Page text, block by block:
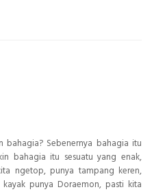
Sebenernya bahagia itu
bahagia itu sesuatu yang enak,
ngetop, punya tampang keren,
punya Doraemon, pasti kita